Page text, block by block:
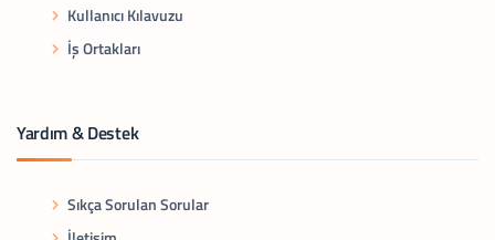
Kullanıcı Kılavuzu
İş Ortakları
Yardım & Destek
Sıkça Sorulan Sorular